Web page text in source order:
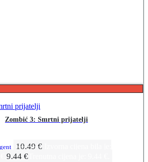
Zombić 3: Smrtni prijatelji
10.49 €
9.44 €